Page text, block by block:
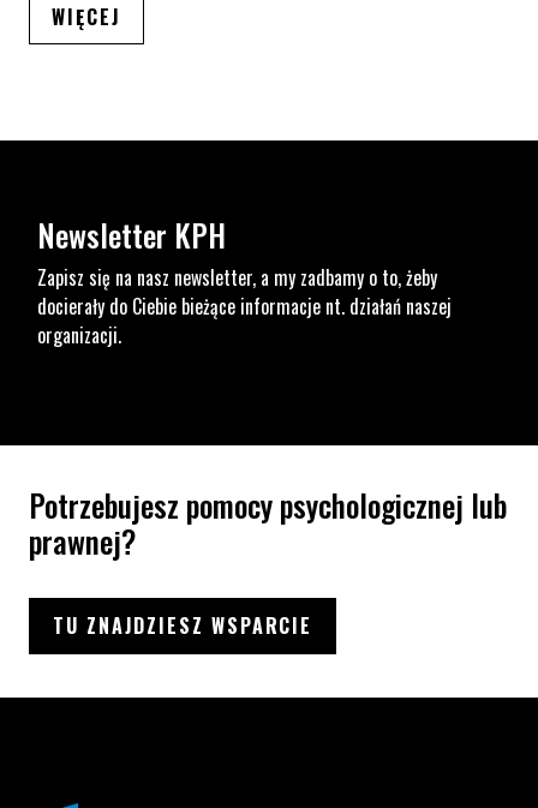
WIĘCEJ
Newsletter KPH
Zapisz się na nasz newsletter, a my zadbamy o to, żeby
docierały do Ciebie bieżące informacje nt. działań naszej
organizacji.
Potrzebujesz pomocy psychologicznej lub
prawnej?
TU ZNAJDZIESZ WSPARCIE